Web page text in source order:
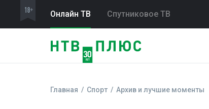
Онлайн ТВ Спутниковое ТВ
Главная Спорт Архив и лучшие моменты